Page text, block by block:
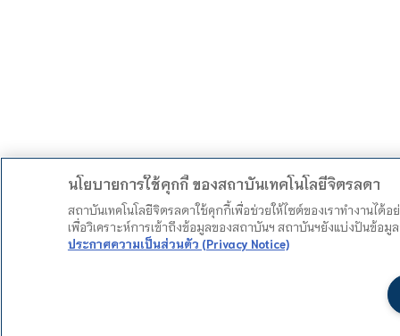
นโยบายการใช้คุกกี้ ของสถาบันเทคโนโลยีจิตรลดา
สถาบันเทคโนโลยีจิตรลดาใช้คุกกี้เพื่อช่วยให้ไซต์ของเราทำงานไ
เพื่อวิเคราะห์การเข้าถึงข้อมูลของสถาบันฯ สถาบันฯยังแบ่งปันข้อ
ประกาศความเป็นส่วนตัว (Privacy Notice)